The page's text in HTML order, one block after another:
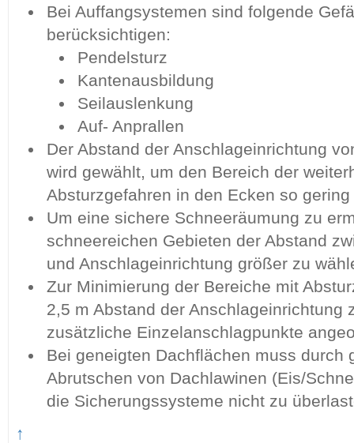
Bei Auffangsystemen sind folgende
berücksichtigen:
Pendelsturz
Kantenausbildung
Seilauslenkung
Auf- Anprallen
Der Abstand der Anschlageinrichtung
wird gewählt, um den Bereich der
Absturzgefahren in den Ecken so
Um eine sichere Schneeräumung zu
schneereichen Gebieten der Abstand
und Anschlageinrichtung größer zu
Zur Minimierung der Bereiche mit
2,5 m Abstand der Anschlageinrichtung
zusätzliche Einzelanschlagpunkte
Bei geneigten Dachflächen muss durch
Abrutschen von Dachlawinen (Eis/
die Sicherungssysteme nicht zu
↑